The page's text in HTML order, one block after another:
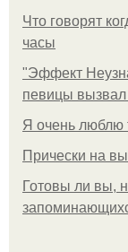
Что говорят
часы
"Эффект
певицы вызвал
Я очень люблю
Прически на
Готовы ли вы,